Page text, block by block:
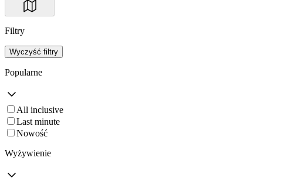
Filtry
Wyczyść filtry
Popularne
All inclusive
Last minute
Nowość
Wyżywienie